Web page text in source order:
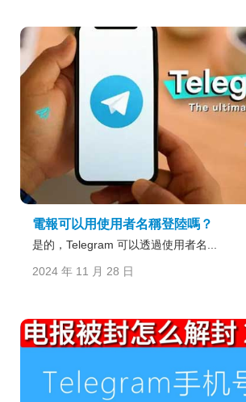
電報可以用使用者名稱登陸嗎？
是的，Telegram 可以透過使用者名...
2024 年 11 月 28 日